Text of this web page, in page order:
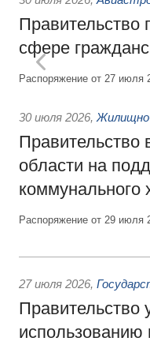
Правительство
сфере
Распоряжение от 27 июля
30 июля 2026,
Правительство
области на
коммунального
Распоряжение от 29 июля
27 июля 2026,
Правительство